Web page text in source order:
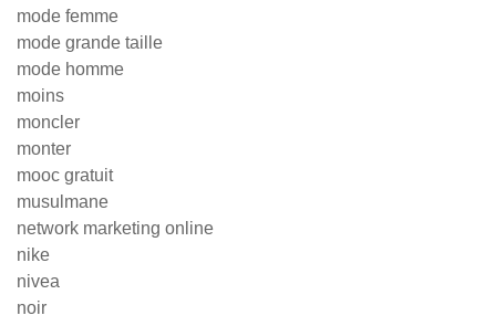
mode femme
mode grande taille
mode homme
moins
moncler
monter
mooc gratuit
musulmane
network marketing online
nike
nivea
noir